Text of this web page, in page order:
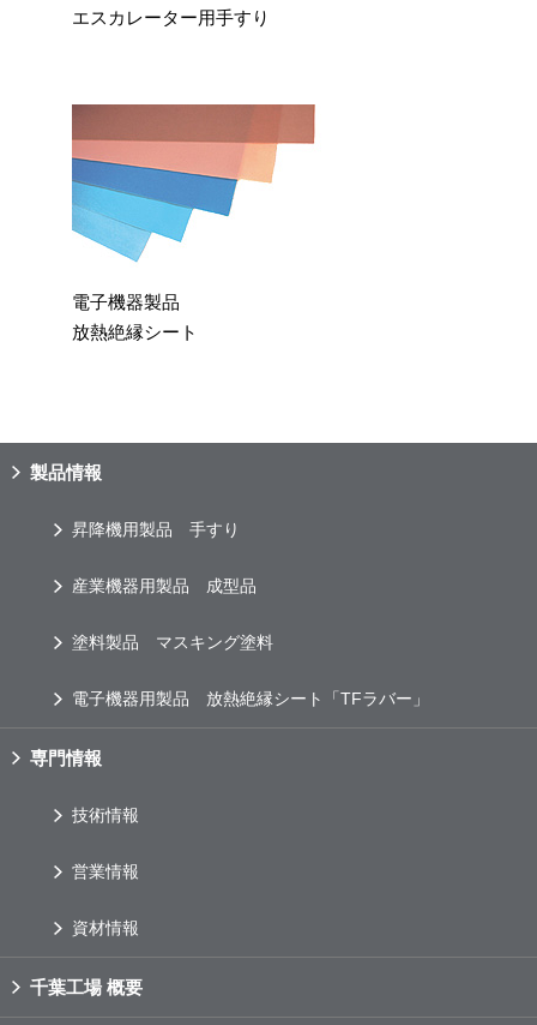
エスカレーター用手すり
電子機器製品
放熱絶縁シート
製品情報
昇降機用製品 手すり
産業機器用製品 成型品
塗料製品 マスキング塗料
電子機器用製品 放熱絶縁シート「TFラバー」
専門情報
技術情報
営業情報
資材情報
千葉工場 概要